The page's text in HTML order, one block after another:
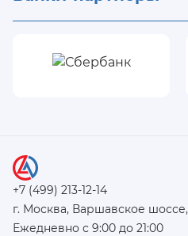
+7 (499) 213-12-14
г. Москва, Варшавское шоссе,
Ежедневно с 9:00 до 21:00